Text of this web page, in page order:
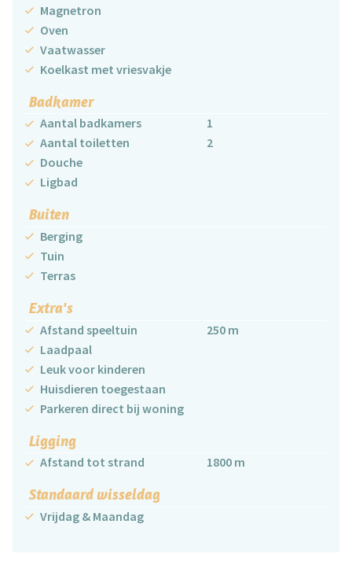
Magnetron
Oven
Vaatwasser
Koelkast met vriesvakje
Badkamer
Aantal badkamers
1
Aantal toiletten
2
Douche
Ligbad
Buiten
Berging
Tuin
Terras
Extra's
Afstand speeltuin
250 m
Laadpaal
Leuk voor kinderen
Huisdieren toegestaan
Parkeren direct bij woning
Ligging
Afstand tot strand 1800 m
Standaard wisseldag
Vrijdag & Maandag